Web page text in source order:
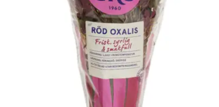
Marinad
Kryddsmör
Örtsalt & rub
Timjan
Oregano
Citronmeliss
Allt om sallat
Vårt sortiment
Våra färska örter
Fixa vinägretten
Dressingen gör salladen